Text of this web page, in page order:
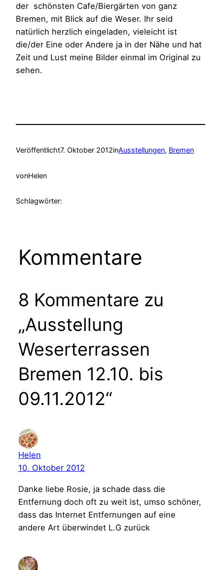
der schönsten Cafe/Biergärten von ganz
Bremen, mit Blick auf die Weser. Ihr seid
natürlich herzlich eingeladen, vieleicht ist
die/der Eine oder Andere ja in der Nähe und hat
Zeit und Lust meine Bilder einmal im Original zu
sehen.
Veröffentlicht7. Oktober 2012inAusstellungen, Bremen
vonHelen
Schlagwörter:
Kommentare
8 Kommentare zu
„Ausstellung
Weserterrassen
Bremen 12.10. bis
09.11.2012“
Helen
10. Oktober 2012
Danke liebe Rosie, ja schade dass die
Entfernung doch oft zu weit ist, umso schöner,
dass das Internet Entfernungen auf eine
andere Art überwindet L.G zurück